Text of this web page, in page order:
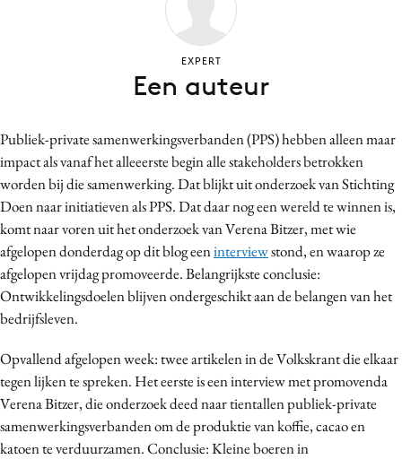
Customer Experience
Data & Insights
Design
Digital transformation
Diversiteit
Effectiviteit
Gedragsverandering
Interne communicatie
Martech
Media
Merkstrategie
Publiek-private samenwerkingsverbanden (PPS) hebben alleen maar
impact als vanaf het alleeerste begin alle stakeholders betrokken
worden bij die samenwerking. Dat blijkt uit onderzoek van Stichting
Doen naar initiatieven als PPS. Dat daar nog een wereld te winnen is,
komt naar voren uit het onderzoek van Verena Bitzer, met wie
afgelopen donderdag op dit blog eeninterviewstond, en waarop ze
afgelopen vrijdag promoveerde. Belangrijkste conclusie:
Ontwikkelingsdoelen blijven ondergeschikt aan de belangen van het
bedrijfsleven.
Opvallend afgelopen week: twee artikelen in de Volkskrant die elkaar
tegen lijken te spreken. Het eerste is een interview met promovenda
Verena Bitzer, die onderzoek deed naar tientallen publiek-private
samenwerkingsverbanden om de produktie van koffie, cacao en
katoen te verduurzamen. Conclusie: Kleine boeren in
EXPERT
Een auteur